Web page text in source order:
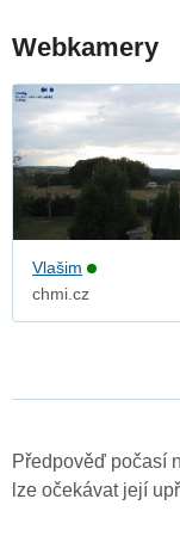
Webkamery
Vlašim
chmi.cz
Předpověď počasí
lze očekávat její